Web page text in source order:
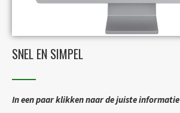
SNEL EN SIMPEL
In een paar klikken naar de juiste informatie